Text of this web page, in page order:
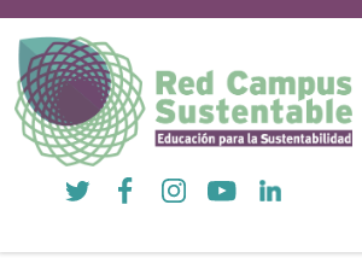
Twitter FacebookInstagramYouTubeLinkedIn